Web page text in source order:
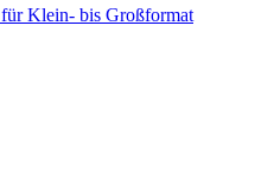
Klein- bis Großformat